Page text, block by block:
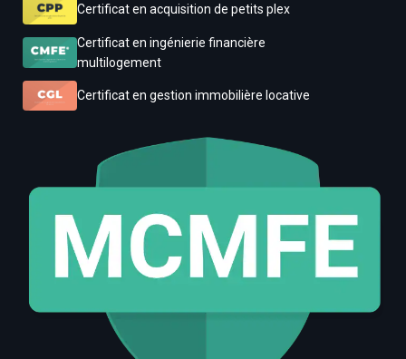
Certificat en acquisition de petits plex
Certificat en ingénierie financière
multilogement
Certificat en gestion immobilière locative